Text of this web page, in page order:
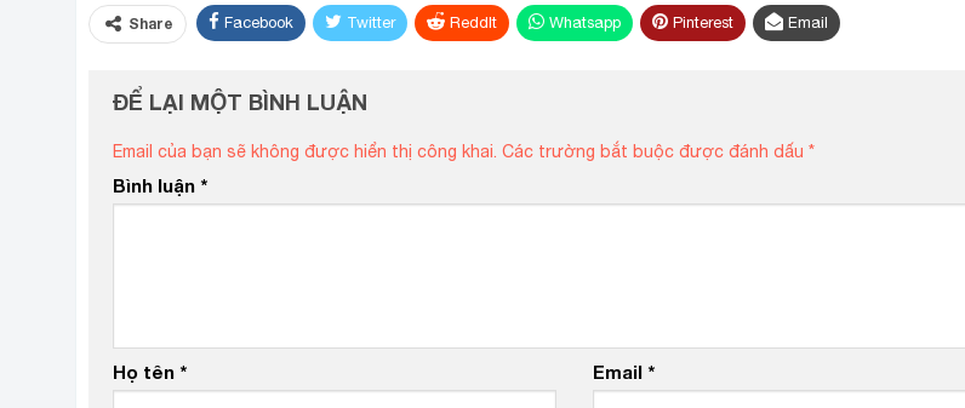
Share Facebook Twitter ReddIt Whatsapp Pinterest Email
ĐỂ LẠI MỘT BÌNH LUẬN
Email của bạn sẽ không được hiển thị công khai. Các trường bắt buộc được đánh dấu *
Bình luận *
Họ tên * Email *